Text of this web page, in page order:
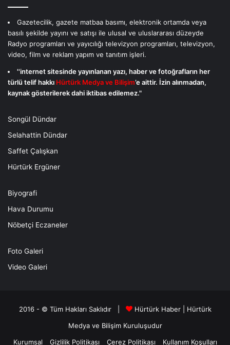
Gazetecilik, gazete matbaa basımı, elektronik ortamda veya
basılı şekilde yayını ve satışı ile ulusal ve uluslararası düzeyde
Radyo programları ve yayıcılığı televizyon programları, televizyon,
video, film ve reklam yapım ve tanıtım işleri.
''internet sitesinde yayınlanan yazı, haber ve fotoğrafların her
türlü telif hakkı Hürtürk Medya ve Bilişim’e aittir. İzin alınmadan,
kaynak gösterilerek dahi iktibas edilemez."
Songül Dündar
Selahattin Dündar
Saffet Çalışkan
Hürtürk Ergüner
Biyografi
Hava Durumu
Nöbetçi Eczaneler
Foto Galeri
Video Galeri
2016 - © Tüm Hakları Saklıdır | Hürtürk Haber
Hürtürk
Medya ve BilişimKuruluşudur
Kurumsal
Gizlilik Politikası Çerez Politikası Kullanım Koşulları